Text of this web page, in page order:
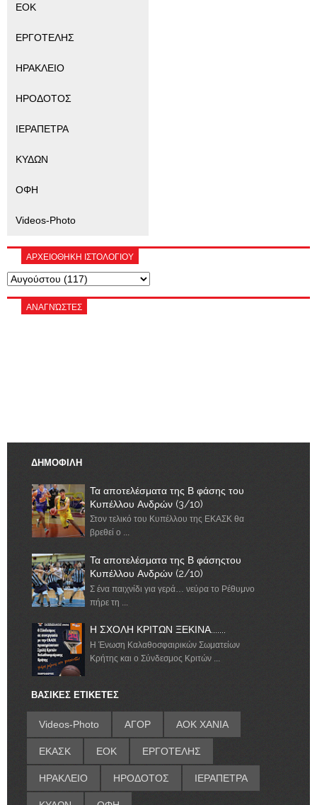
ΕΟΚ
ΕΡΓΟΤΕΛΗΣ
ΗΡΑΚΛΕΙΟ
ΗΡΟΔΟΤΟΣ
ΙΕΡΑΠΕΤΡΑ
ΚΥΔΩΝ
ΟΦΗ
Videos-Photo
ΑΡΧΕΙΟΘΗΚΗ ΙΣΤΟΛΟΓΙΟΥ
ΑΝΑΓΝΏΣΤΕΣ
ΔΗΜΟΦΙΛΗ
Τα αποτελέσματα της Β φάσης του
Κυπέλλου Ανδρών (3/10)
Στον τελικό του Κυπέλλου της ΕΚΑΣΚ θα
βρεθεί ο ...
Τα αποτελέσματα της Β φάσηςτου
Κυπέλλου Ανδρών (2/10)
Σ ένα παιχνίδι για γερά… νεύρα το Ρέθυμνο
πήρε τη ...
Η ΣΧΟΛΗ ΚΡΙΤΩΝ ΞΕΚΙΝΑ.......
Η Ένωση Καλαθοσφαιρικών Σωματείων
Κρήτης και ο Σύνδεσμος Κριτών ...
ΒΑΣΙΚΕΣ ΕΤΙΚΕΤΕΣ
Videos-Photo ΑΓΟΡ ΑΟΚ ΧΑΝΙΑ
ΕΚΑΣΚ ΕΟΚ ΕΡΓΟΤΕΛΗΣ
ΗΡΑΚΛΕΙΟ ΗΡΟΔΟΤΟΣ ΙΕΡΑΠΕΤΡΑ